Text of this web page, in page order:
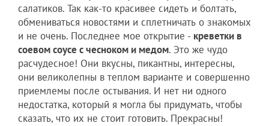
салатиков. Так как-то красивее сидеть и болтать,
обмениваться новостями и сплетничать о знакомых
и не очень. Последнее мое открытие - креветки в
соевом соусе с чесноком и медом. Это же чудо
расчудесное! Они вкусны, пикантны, интересны,
они великолепны в теплом варианте и совершенно
приемлемы после остывания. И нет ни одного
недостатка, который я могла бы придумать, чтобы
сказать, что их не стоит готовить. Прекрасны!